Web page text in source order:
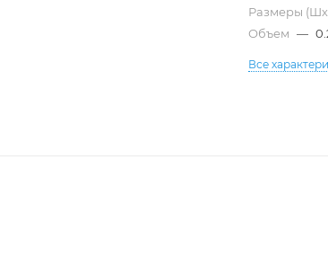
Размеры
Объем —
Все